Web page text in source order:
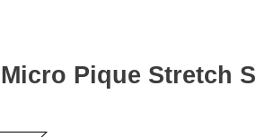
Micro Pique Stretch